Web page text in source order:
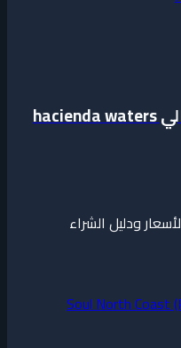
هاسيندا ووترز الساحل الشمالي hacienda waters